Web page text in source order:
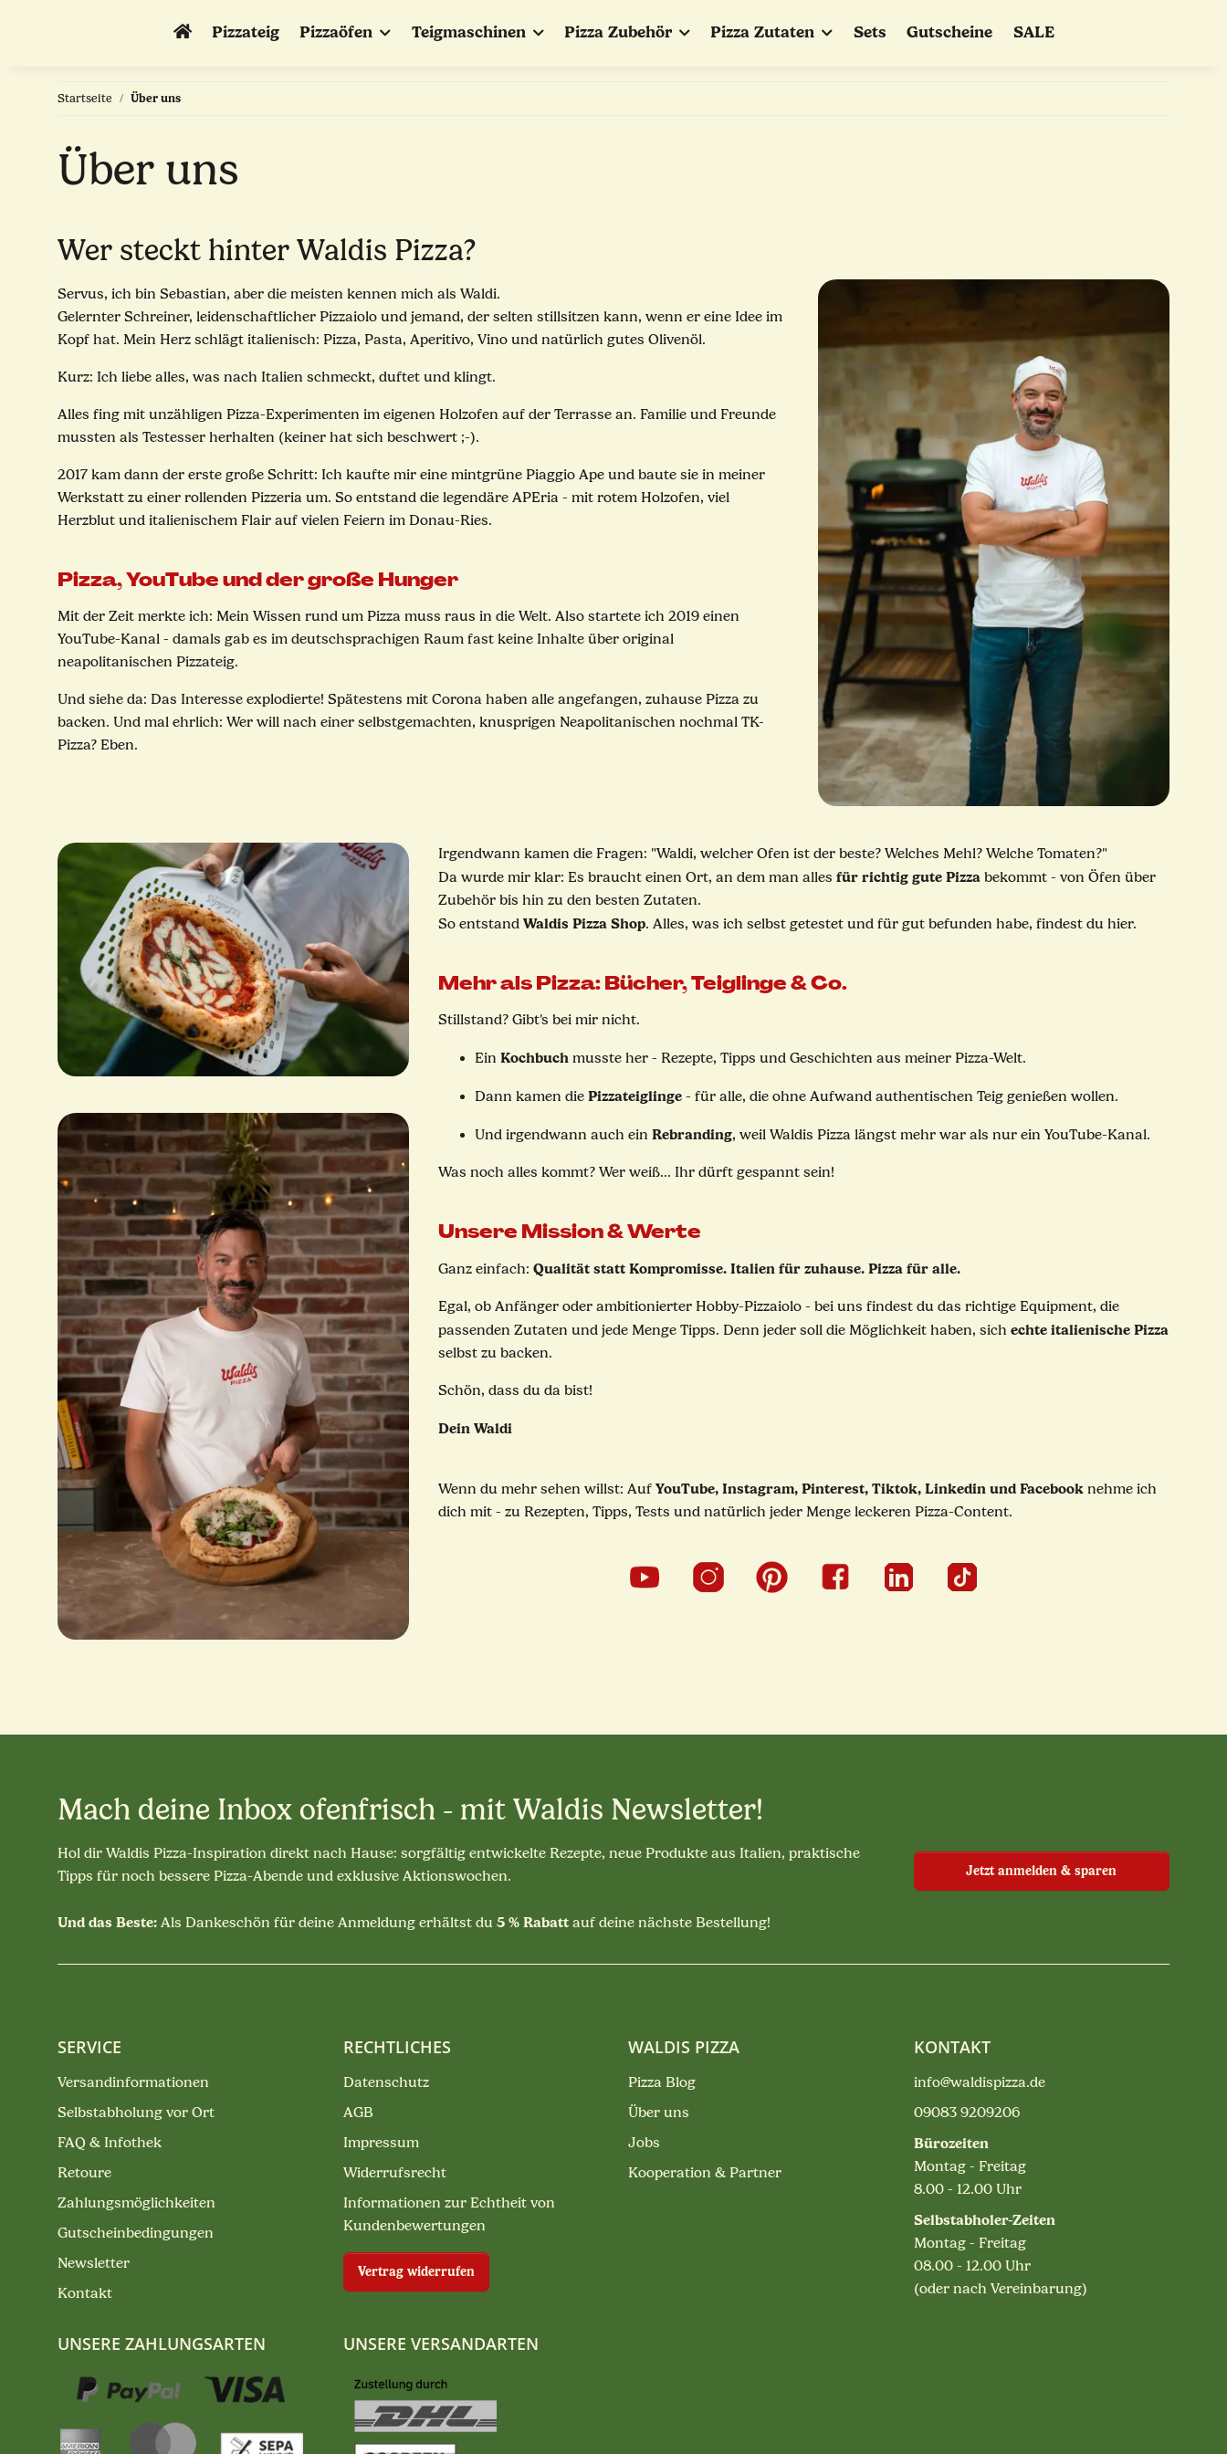
Pizzateig Pizzaöfen Teigmaschinen Pizza Zubehör Pizza Zutaten Sets Gutscheine SALE
Startseite Über uns
Über uns
Wer steckt hinter Waldis Pizza?
Servus, ich bin Sebastian, aber die meisten kennen mich als Waldi.
Gelernter Schreiner, leidenschaftlicher Pizzaiolo und jemand, der selten stillsitzen kann, wenn er eine Idee im
Kopf hat. Mein Herz schlägt italienisch: Pizza, Pasta, Aperitivo, Vino und natürlich gutes Olivenöl.
Kurz: Ich liebe alles, was nach Italien schmeckt, duftet und klingt.
Alles fing mit unzähligen Pizza-Experimenten im eigenen Holzofen auf der Terrasse an. Familie und Freunde
mussten als Testesser herhalten (keiner hat sich beschwert ;-).
2017 kam dann der erste große Schritt: Ich kaufte mir eine mintgrüne Piaggio Ape und baute sie in meiner
Werkstatt zu einer rollenden Pizzeria um. So entstand die legendäre APEria - mit rotem Holzofen, viel
Herzblut und italienischem Flair auf vielen Feiern im Donau-Ries.
Pizza, YouTube und der große Hunger
Mit der Zeit merkte ich: Mein Wissen rund um Pizza muss raus in die Welt. Also startete ich 2019 einen
YouTube-Kanal - damals gab es im deutschsprachigen Raum fast keine Inhalte über original
neapolitanischen Pizzateig.
Und siehe da: Das Interesse explodierte! Spätestens mit Corona haben alle angefangen, zuhause Pizza zu
backen. Und mal ehrlich: Wer will nach einer selbstgemachten, knusprigen Neapolitanischen nochmal TK-
Pizza? Eben.
Irgendwann kamen die Fragen: "Waldi, welcher Ofen ist der beste? Welches Mehl? Welche Tomaten?"
Da wurde mir klar: Es braucht einen Ort, an dem man alles für richtig gute Pizzabekommt - von Öfen über
Zubehör bis hin zu den besten Zutaten.
So entstand Waldis Pizza Shop. Alles, was ich selbst getestet und für gut befunden habe, findest du hier.
Mehr als Pizza: Bücher, Teiglinge & Co.
Stillstand? Gibt's bei mir nicht.
Ein Kochbuchmusste her - Rezepte, Tipps und Geschichten aus meiner Pizza-Welt.
Dann kamen die Pizzateiglinge- für alle, die ohne Aufwand authentischen Teig genießen wollen.
Und irgendwann auch ein Rebranding, weil Waldis Pizza längst mehr war als nur ein YouTube-Kanal.
Was noch alles kommt? Wer weiß... Ihr dürft gespannt sein!
Unsere Mission & Werte
Ganz einfach: Qualität statt Kompromisse. Italien für zuhause. Pizza für alle.
Egal, ob Anfänger oder ambitionierter Hobby-Pizzaiolo - bei uns findest du das richtige Equipment, die
passenden Zutaten und jede Menge Tipps. Denn jeder soll die Möglichkeit haben, sich echte italienische Pizza
selbst zu backen.
Schön, dass du da bist!
Dein Waldi
Wenn du mehr sehen willst: Auf YouTube, Instagram, Pinterest, Tiktok, Linkedin und Facebooknehme ich
dich mit - zu Rezepten, Tipps, Tests und natürlich jeder Menge leckeren Pizza-Content.
Mach deine Inbox ofenfrisch - mit Waldis Newsletter!
Hol dir Waldis Pizza-Inspiration direkt nach Hause: sorgfältig entwickelte Rezepte, neue Produkte aus Italien, praktische
Tipps für noch bessere Pizza-Abende und exklusive Aktionswochen.
Und das Beste: Als Dankeschön für deine Anmeldung erhältst du 5 % Rabatt auf deine nächste Bestellung!
Jetzt anmelden & sparen
SERVICE
Versandinformationen
Selbstabholung vor Ort
FAQ & Infothek
Retoure
Zahlungsmöglichkeiten
Gutscheinbedingungen
Newsletter
Kontakt
RECHTLICHES
Datenschutz
AGB
Impressum
Widerrufsrecht
Informationen zur Echtheit von
Kundenbewertungen
Vertrag widerrufen
WALDIS PIZZA
Pizza Blog
Über uns
Jobs
Kooperation & Partner
KONTAKT
info@waldispizza.de
09083 9209206
Bürozeiten
Montag - Freitag
8.00 - 12.00 Uhr
Selbstabholer-Zeiten
Montag - Freitag
08.00 - 12.00 Uhr
(oder nach Vereinbarung)
UNSERE ZAHLUNGSARTEN UNSERE VERSANDARTEN